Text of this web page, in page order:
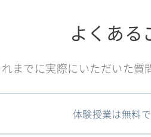
よくある
までに実際にいただいた質
体験授業は無料